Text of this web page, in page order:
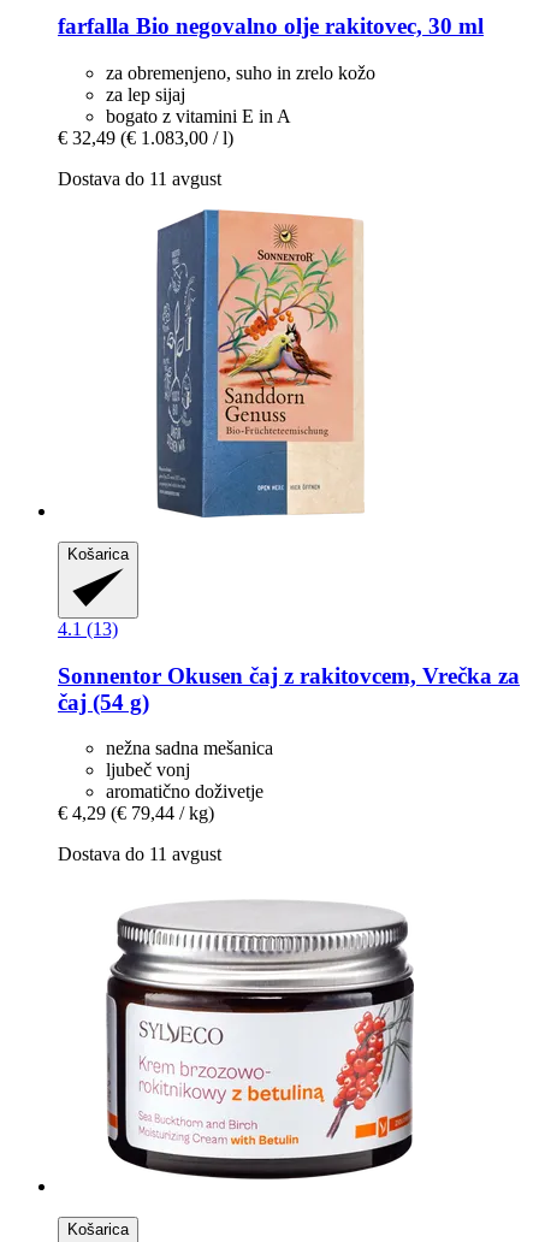
farfalla Bio negovalno olje rakitovec, 30 ml
za obremenjeno, suho in zrelo kožo
za lep sijaj
bogato z vitamini E in A
€ 32,49 (€ 1.083,00 / l)
Dostava do 11 avgust
Košarica
4.1 (13)
Sonnentor Okusen čaj z rakitovcem, Vrečka za
čaj (54 g)
nežna sadna mešanica
ljubeč vonj
aromatično doživetje
€ 4,29 (€ 79,44 / kg)
Dostava do 11 avgust
Košarica